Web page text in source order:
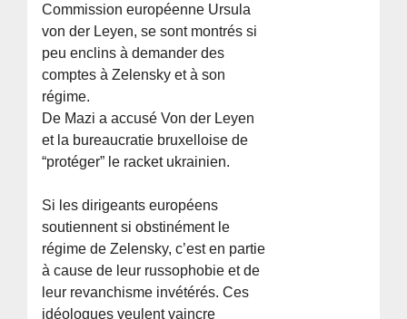
Commission européenne Ursula
von der Leyen, se sont montrés si
peu enclins à demander des
comptes à Zelensky et à son
régime.
De Mazi a accusé Von der Leyen
et la bureaucratie bruxelloise de
“protéger” le racket ukrainien.
Si les dirigeants européens
soutiennent si obstinément le
régime de Zelensky, c’est en partie
à cause de leur russophobie et de
leur revanchisme invétérés. Ces
idéologues veulent vaincre